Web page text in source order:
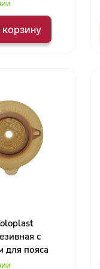
корзину
с
для пояса